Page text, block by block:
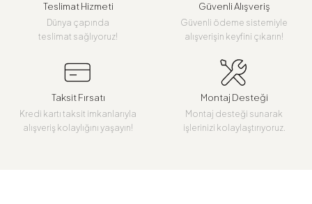
Teslimat Hizmeti
Dünya çapında
teslimat sağlıyoruz!
Güvenli Alışveriş
Güvenli ödeme sistemiyle
alışverişin keyfini çıkarın!
Taksit Fırsatı
Kredi kartı taksit imkanlarıyla
alışveriş kolaylığını yaşayın!
Montaj Desteği
Montaj desteği sunarak
işlerinizi kolaylaştırıyoruz.